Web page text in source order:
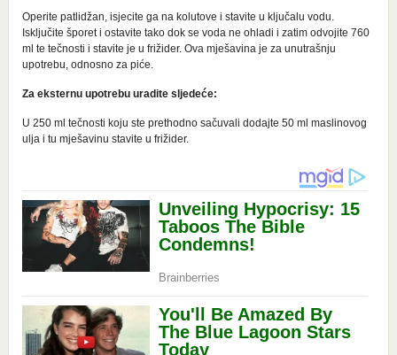
Operite patlidžan, isjecite ga na kolutove i stavite u ključalu vodu.
Isključite šporet i ostavite tako dok se voda ne ohladi i zatim odvojite 760
ml te tečnosti i stavite je u frižider. Ova mješavina je za unutrašnju
upotrebu, odnosno za piće.
Za eksternu upotrebu uradite sljedeće:
U 250 ml tečnosti koju ste prethodno sačuvali dodajte 50 ml maslinovog
ulja i tu mješavinu stavite u frižider.